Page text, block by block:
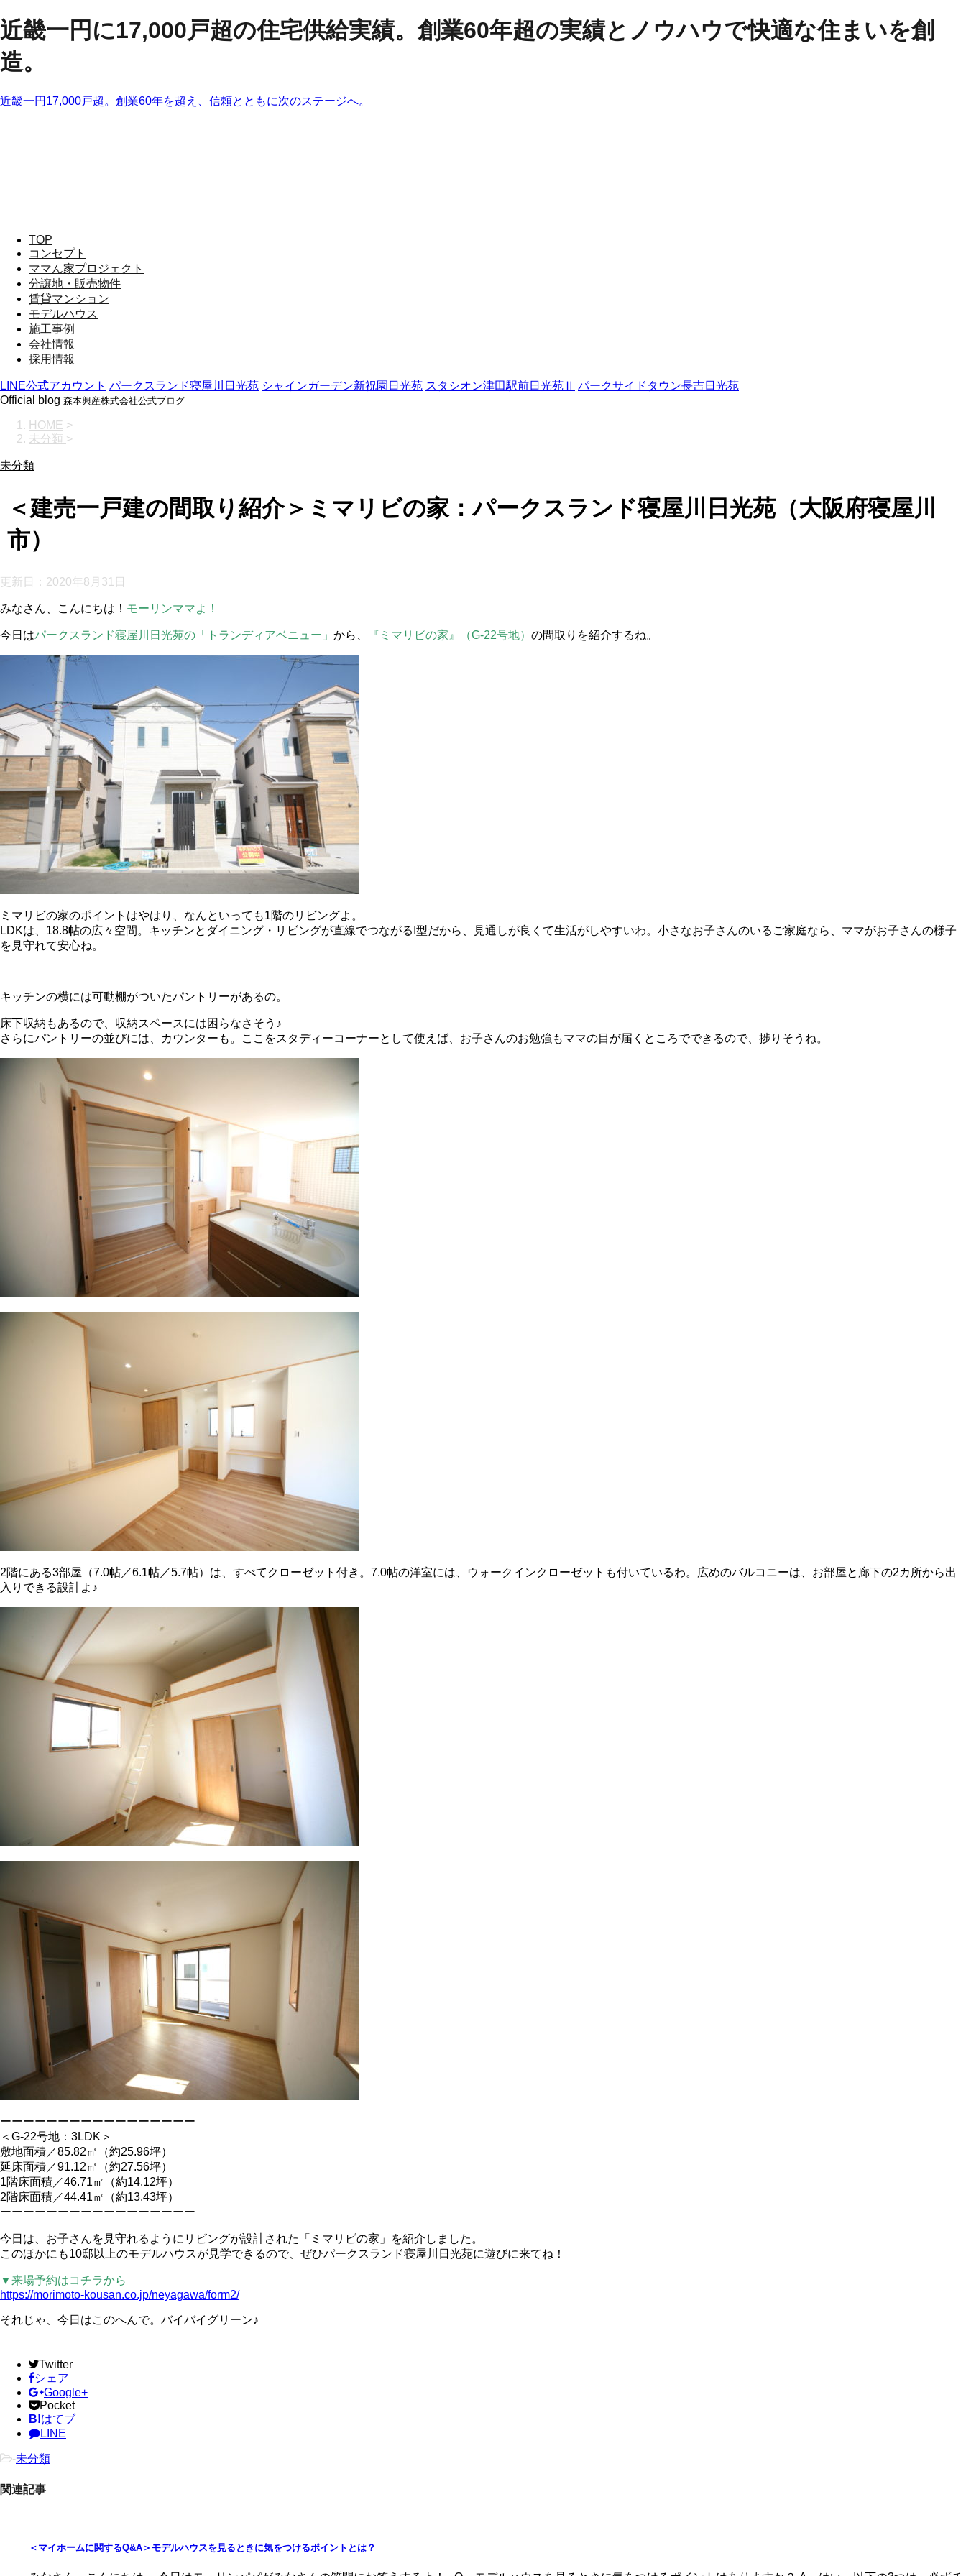
近畿一円に17,000戸超の住宅供給実績。創業60年超の実績とノウハウで快適な住まいを創
造。
近畿一円17,000戸超。創業60年を超え、信頼とともに次のステージへ。
TOP
コンセプト
ママん家プロジェクト
分譲地・販売物件
賃貸マンション
モデルハウス
施工事例
会社情報
採用情報
LINE公式アカウント パークスランド寝屋川日光苑 シャインガーデン新祝園日光苑 スタシオン津田駅前日光苑Ⅱ パークサイドタウン長吉日光苑
Official blog 森本興産株式会社公式ブログ
HOME >
未分類 >
未分類
＜建売一戸建の間取り紹介＞ミマリビの家：パークスランド寝屋川日光苑（大阪府寝屋川
市）
更新日： 2020年8月31日
みなさん、こんにちは！ モーリンママよ！
今日はパークスランド寝屋川日光苑の「トランディアベニュー」 から、 『ミマリビの家』（G-22号地） の間取りを紹介するね。
ミマリビの家のポイントはやはり、なんといっても1階のリビングよ。
LDKは、18.8帖の広々空間。キッチンとダイニング・リビングが直線でつながるI型だから、見通しが良くて生活がしやすいわ。小さなお子さんのいるご家庭なら、ママがお子さんの様子
を見守れて安心ね。
キッチンの横には可動棚がついたパントリーがあるの。
床下収納もあるので、収納スペースには困らなさそう♪
さらにパントリーの並びには、カウンターも。ここをスタディーコーナーとして使えば、お子さんのお勉強もママの目が届くところでできるので、捗りそうね。
2階にある3部屋（7.0帖／6.1帖／5.7帖）は、すべてクローゼット付き。7.0帖の洋室には、ウォークインクローゼットも付いているわ。広めのバルコニーは、お部屋と廊下の2カ所から出
入りできる設計よ♪
ーーーーーーーーーーーーーーーーー
＜G-22号地：3LDK＞
敷地面積／85.82㎡（約25.96坪）
延床面積／91.12㎡（約27.56坪）
1階床面積／46.71㎡（約14.12坪）
2階床面積／44.41㎡（約13.43坪）
ーーーーーーーーーーーーーーーーー
今日は、お子さんを見守れるようにリビングが設計された「ミマリビの家」を紹介しました。
このほかにも10邸以上のモデルハウスが見学できるので、ぜひパークスランド寝屋川日光苑に遊びに来てね！
▼来場予約はコチラから
https://morimoto-kousan.co.jp/neyagawa/form2/
それじゃ、今日はこのへんで。バイバイグリーン♪
Twitter
シェア
Google+
Pocket
B!はてブ
LINE
-未分類
関連記事
＜マイホームに関するQ&A＞モデルハウスを見るときに気をつけるポイントとは？